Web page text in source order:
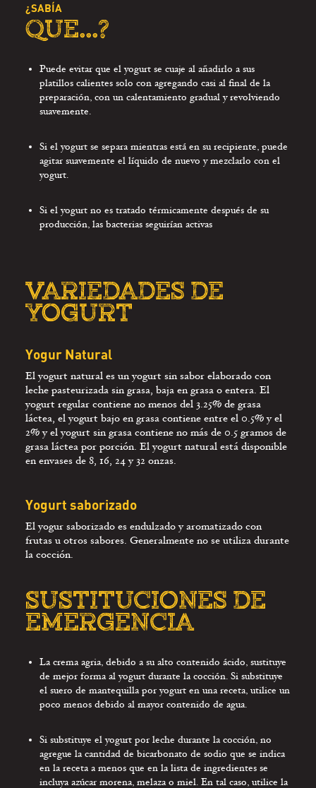
¿SABÍA
QUE...?
Puede evitar que el yogurt se cuaje al añadirlo a sus
platillos calientes solo con agregando casi al final de la
preparación, con un calentamiento gradual y revolviendo
suavemente.
Si el yogurt se separa mientras está en su recipiente, puede
agitar suavemente el líquido de nuevo y mezclarlo con el
yogurt.
Si el yogurt no es tratado térmicamente después de su
producción, las bacterias seguirían activas
VARIEDADES DE
YOGURT
Yogur Natural
El yogurt natural es un yogurt sin sabor elaborado con
leche pasteurizada sin grasa, baja en grasa o entera. El
yogurt regular contiene no menos del 3.25% de grasa
láctea, el yogurt bajo en grasa contiene entre el 0.5% y el
2% y el yogurt sin grasa contiene no más de 0.5 gramos de
grasa láctea por porción. El yogurt natural está disponible
en envases de 8, 16, 24 y 32 onzas.
Yogurt saborizado
El yogur saborizado es endulzado y aromatizado con
frutas u otros sabores. Generalmente no se utiliza durante
la cocción.
SUSTITUCIONES DE
EMERGENCIA
La crema agria, debido a su alto contenido ácido, sustituye
de mejor forma al yogurt durante la cocción. Si substituye
el suero de mantequilla por yogurt en una receta, utilice un
poco menos debido al mayor contenido de agua.
Si substituye el yogurt por leche durante la cocción, no
agregue la cantidad de bicarbonato de sodio que se indica
en la receta a menos que en la lista de ingredientes se
incluya azúcar morena, melaza o miel. En tal caso, utilice la